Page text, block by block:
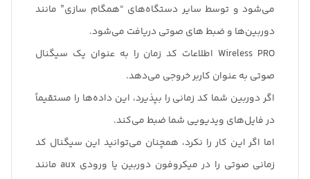
می‌شود و توسط سایر دستگاه‌های “همگام سازی” مانند
دوربین‌ها و ضبط ‌های صوتی دریافت می‌شود.
Wireless PRO اطلاعات کد زمان را به عنوان یک سیگنال
صوتی به عنوان کاربر خروجی می‌دهد.
اگر دوربین شما کد زمانی را بپذیرد، این داده‌ها را مستقیماً
در فایل‌های ویدیویی شما ضبط می‌کند.
اما اگر این کار را نکرد، همچنان می‌توانید این سیگنال کد
زمانی صوتی را در میکروفون دوربین یا ورودی aux مانند